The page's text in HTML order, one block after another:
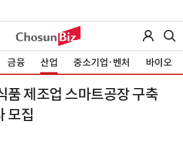
금융 산업 중소기업·벤처 바이오
품 제조업 스마트공장 구축
모집